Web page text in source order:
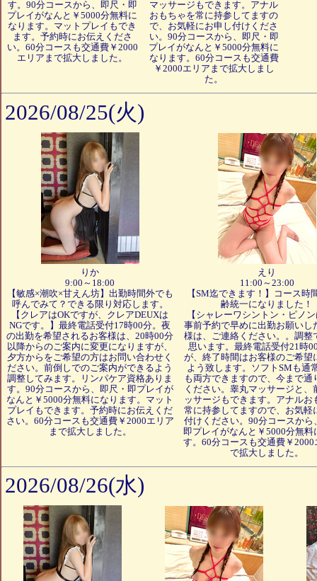
す。90分コースから、即尺・即
プレイがなんと￥5000分無料に
なります。マットプレイもでき
ます。予約時にお伝えくださ
い。60分コースも交通費￥2000
エリアまで拡大しました。
マッサージもできます。アナル
おもちゃを常に持参してますの
で、お気軽にお申し付けくださ
い。90分コースから、即尺・即
プレイがなんと￥5000分無料に
なります。60分コースも交通費
￥2000エリアまで拡大しまし
た。
2026/08/25(火)
りか
9:00～18:00
【敏感×潮吹×甘えん坊】出勤時間外でも
呼んでみて？できる限り対応します。
【クレアはOKですが、クレアDEUXは
NGです。】最終電話受付17時00分。夜
の出勤を希望されるお客様は、20時00分
以降からのご案内に変更になりますが、
夕方からをご希望の方はお問い合わせく
ださい。前倒しでのご案内ができるよう
調整してみます。リンパケア資格ありま
す。90分コースから、即尺・即プレイが
なんと￥5000分無料になります。マット
プレイもできます。予約時にお伝えくだ
さい。60分コースも交通費￥2000エリア
まで拡大しました。
えり
11:00～23:00
【SM迄できます！】コース時
齢統一になりました！
【シャレーワシントン・ピノ
事前予約で早めに出勤お願いし
様は、ご連絡ください。。調整
思います。最終電話受付21時
が、終了時間はお客様のご希望
よう致します。ソフトSMも通
も両方できますので、今まで通
ください。睾丸マッサージと、
ッサージもできます。アナルお
常に持参してますので、お気軽
付けください。90分コースから
即プレイがなんと￥5000分無料
す。60分コースも交通費￥2000
で拡大しました。
2026/08/26(水)